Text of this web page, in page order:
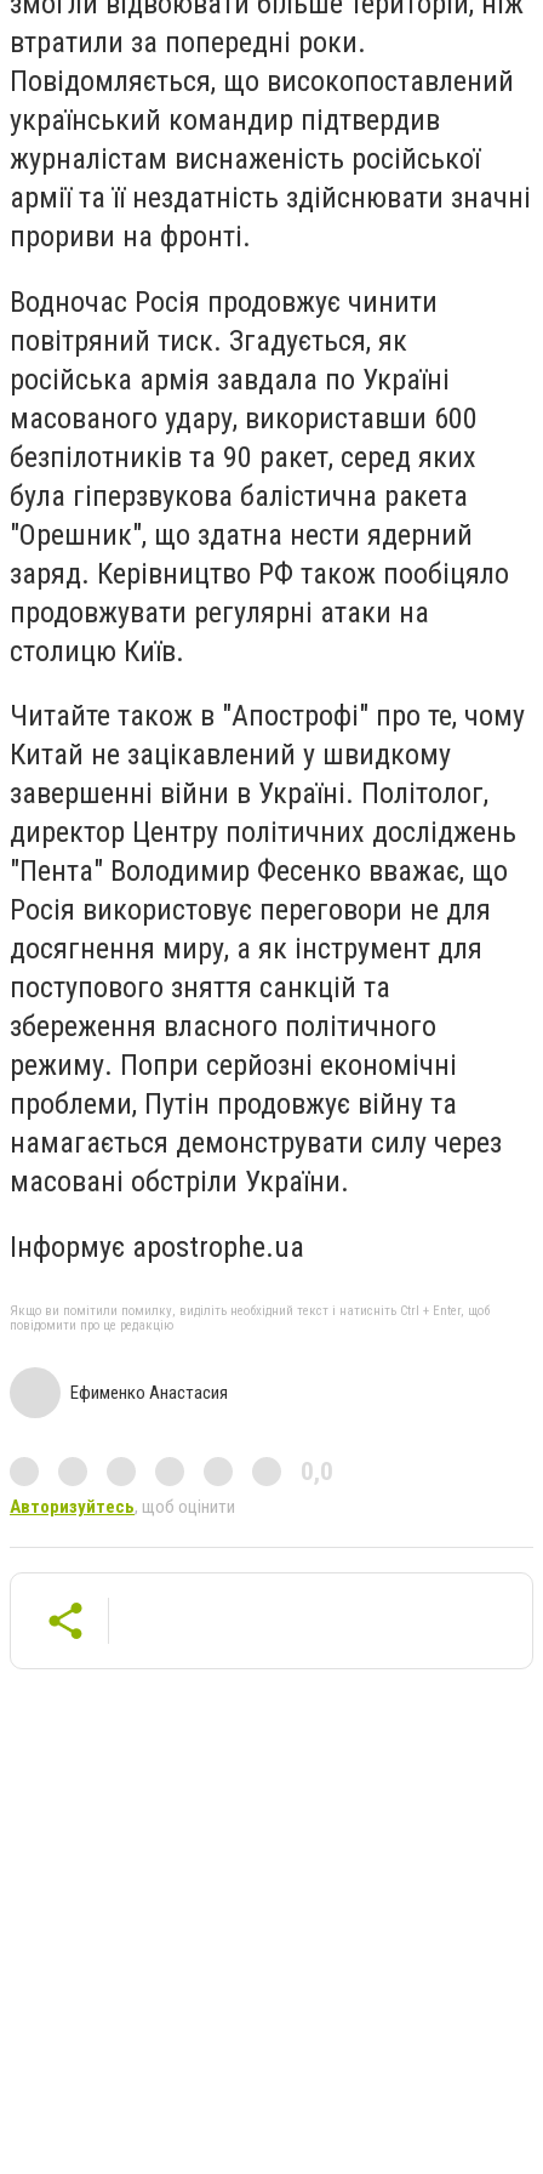
втратили за попередні роки.
Повідомляється, що високопоставлений
український командир підтвердив
журналістам виснаженість російської
армії та її нездатність здійснювати значні
прориви на фронті.
Водночас Росія продовжує чинити
повітряний тиск. Згадується, як
російська армія завдала по Україні
масованого удару, використавши 600
безпілотників та 90 ракет, серед яких
була гіперзвукова балістична ракета
"Орешник", що здатна нести ядерний
заряд. Керівництво РФ також пообіцяло
продовжувати регулярні атаки на
столицю Київ.
Читайте також в "Апострофі" про те, чому
Китай не зацікавлений у швидкому
завершенні війни в Україні. Політолог,
директор Центру політичних досліджень
"Пента" Володимир Фесенко вважає, що
Росія використовує переговори не для
досягнення миру, а як інструмент для
поступового зняття санкцій та
збереження власного політичного
режиму. Попри серйозні економічні
проблеми, Путін продовжує війну та
намагається демонструвати силу через
масовані обстріли України.
Інформує apostrophe.ua
Якщо ви помітили помилку, виділіть необхідний текст і натисніть Ctrl + Enter, щоб
повідомити про це редакцію
Ефименко Анастасия
0,0
Авторизуйтесь, щоб оцінити